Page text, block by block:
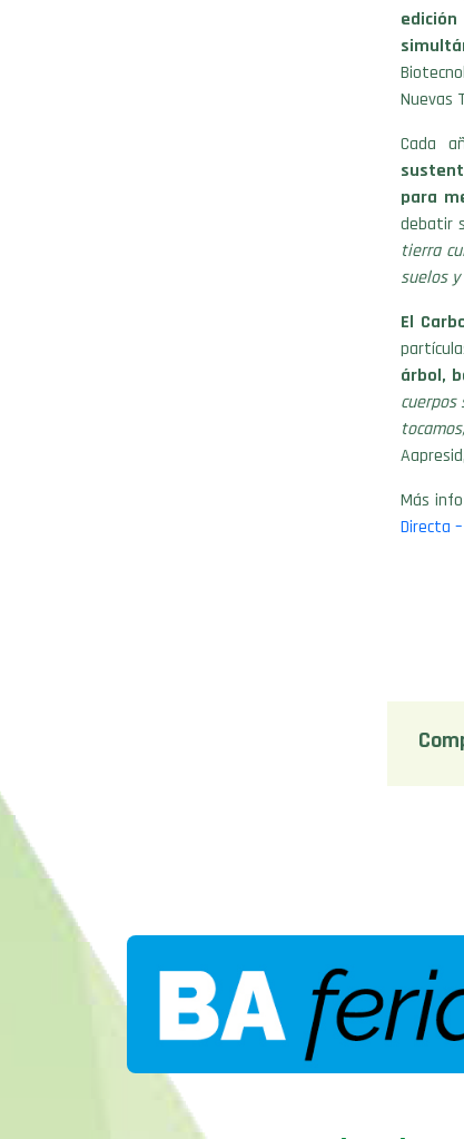
Nuevas
Cada
para
debatir
tierra
suelos
El
árbol,
Más
Directa